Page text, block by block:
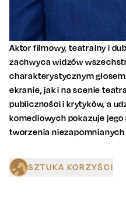
Aktor filmowy, teatralny i
zachwyca widzów
charakterystycznym
ekranie, jak i na scenie
publiczności i krytyków, a
komediowych pokazuje
tworzenia
SZTUKA KORZYŚCI